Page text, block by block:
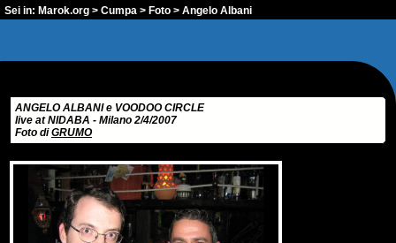
Sei in: Marok.org > Cumpa > Foto > Angelo Albani
ANGELO ALBANI e VOODOO CIRCLE
live at NIDABA - Milano 2/4/2007
Foto diGRUMO